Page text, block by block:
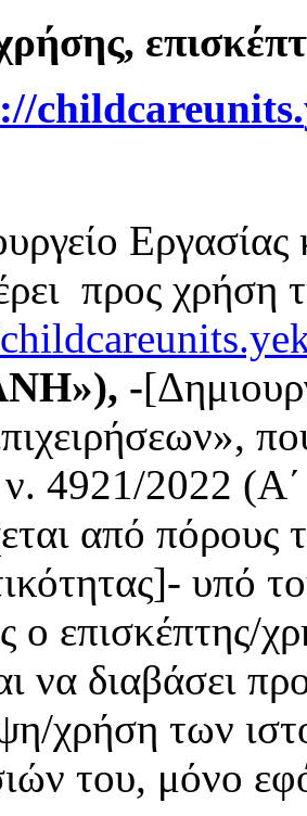
://childcareunits.
προς χρήση
-
4921/2022
από πόρους
υπό
ο επισκέπτης/
να διαβάσει
χρήση των
του, μόνο